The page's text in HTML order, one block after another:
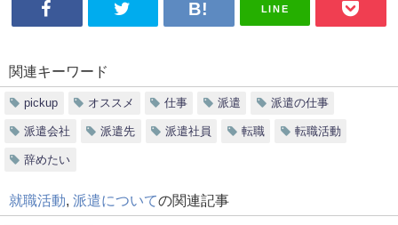
LINE
関連キーワード
pickup オススメ 仕事 派遣 派遣の仕事
派遣会社 派遣先 派遣社員 転職 転職活動
辞めたい
就職活動 派遣についての関連記事